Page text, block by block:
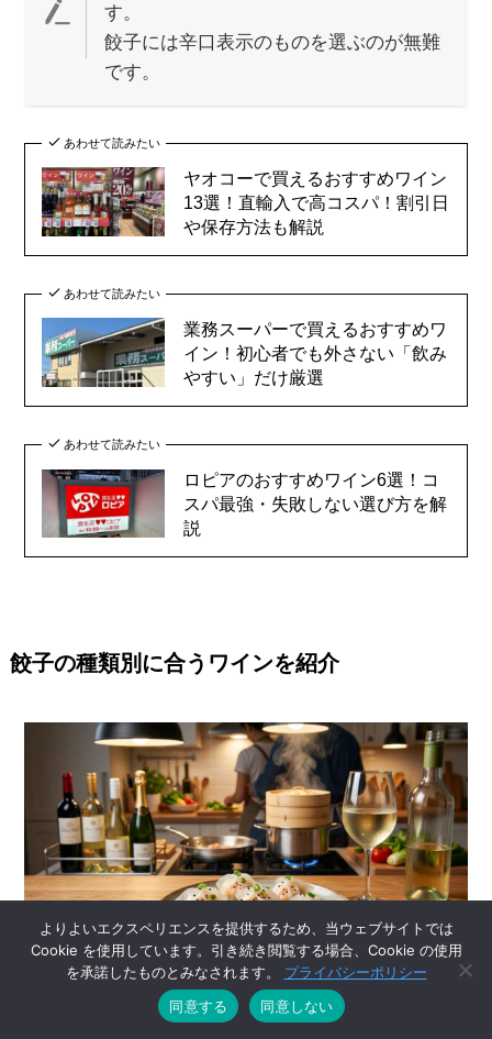
す。
餃子には辛口表示のものを選ぶのが無難
です。
あわせて読みたい
ヤオコーで買えるおすすめワイン
13選！直輸入で高コスパ！割引日
や保存方法も解説
あわせて読みたい
業務スーパーで買えるおすすめワ
イン！初心者でも外さない「飲み
やすい」だけ厳選
あわせて読みたい
ロピアのおすすめワイン6選！コ
スパ最強・失敗しない選び方を解
説
餃子の種類別に合うワインを紹介
ひと口に餃子といっても、焼き餃子・水餃子・海老
よりよいエクスペリエンスを提供するため、当ウェブサイトでは
Cookie を使用しています。引き続き閲覧する場合、Cookie の使用
を承諾したものとみなされます。 プライバシーポリシー
同意する
同意しない